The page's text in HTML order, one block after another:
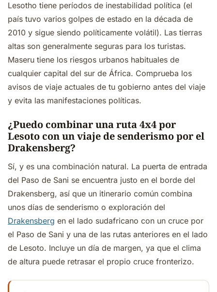
Lesotho tiene períodos de inestabilidad política (el
país tuvo varios golpes de estado en la década de
2010 y sigue siendo políticamente volátil). Las tierras
altas son generalmente seguras para los turistas.
Maseru tiene los riesgos urbanos habituales de
cualquier capital del sur de África. Comprueba los
avisos de viaje actuales de tu gobierno antes del viaje
y evita las manifestaciones políticas.
¿Puedo combinar una ruta 4x4 por
Lesoto con un viaje de senderismo por el
Drakensberg?
Sí, y es una combinación natural. La puerta de entrada
del Paso de Sani se encuentra justo en el borde del
Drakensberg, así que un itinerario común combina
unos días de senderismo o exploración del
Drakensberg en el lado sudafricano con un cruce por
el Paso de Sani y una de las rutas anteriores en el lado
de Lesoto. Incluye un día de margen, ya que el clima
de altura puede retrasar el propio cruce fronterizo.